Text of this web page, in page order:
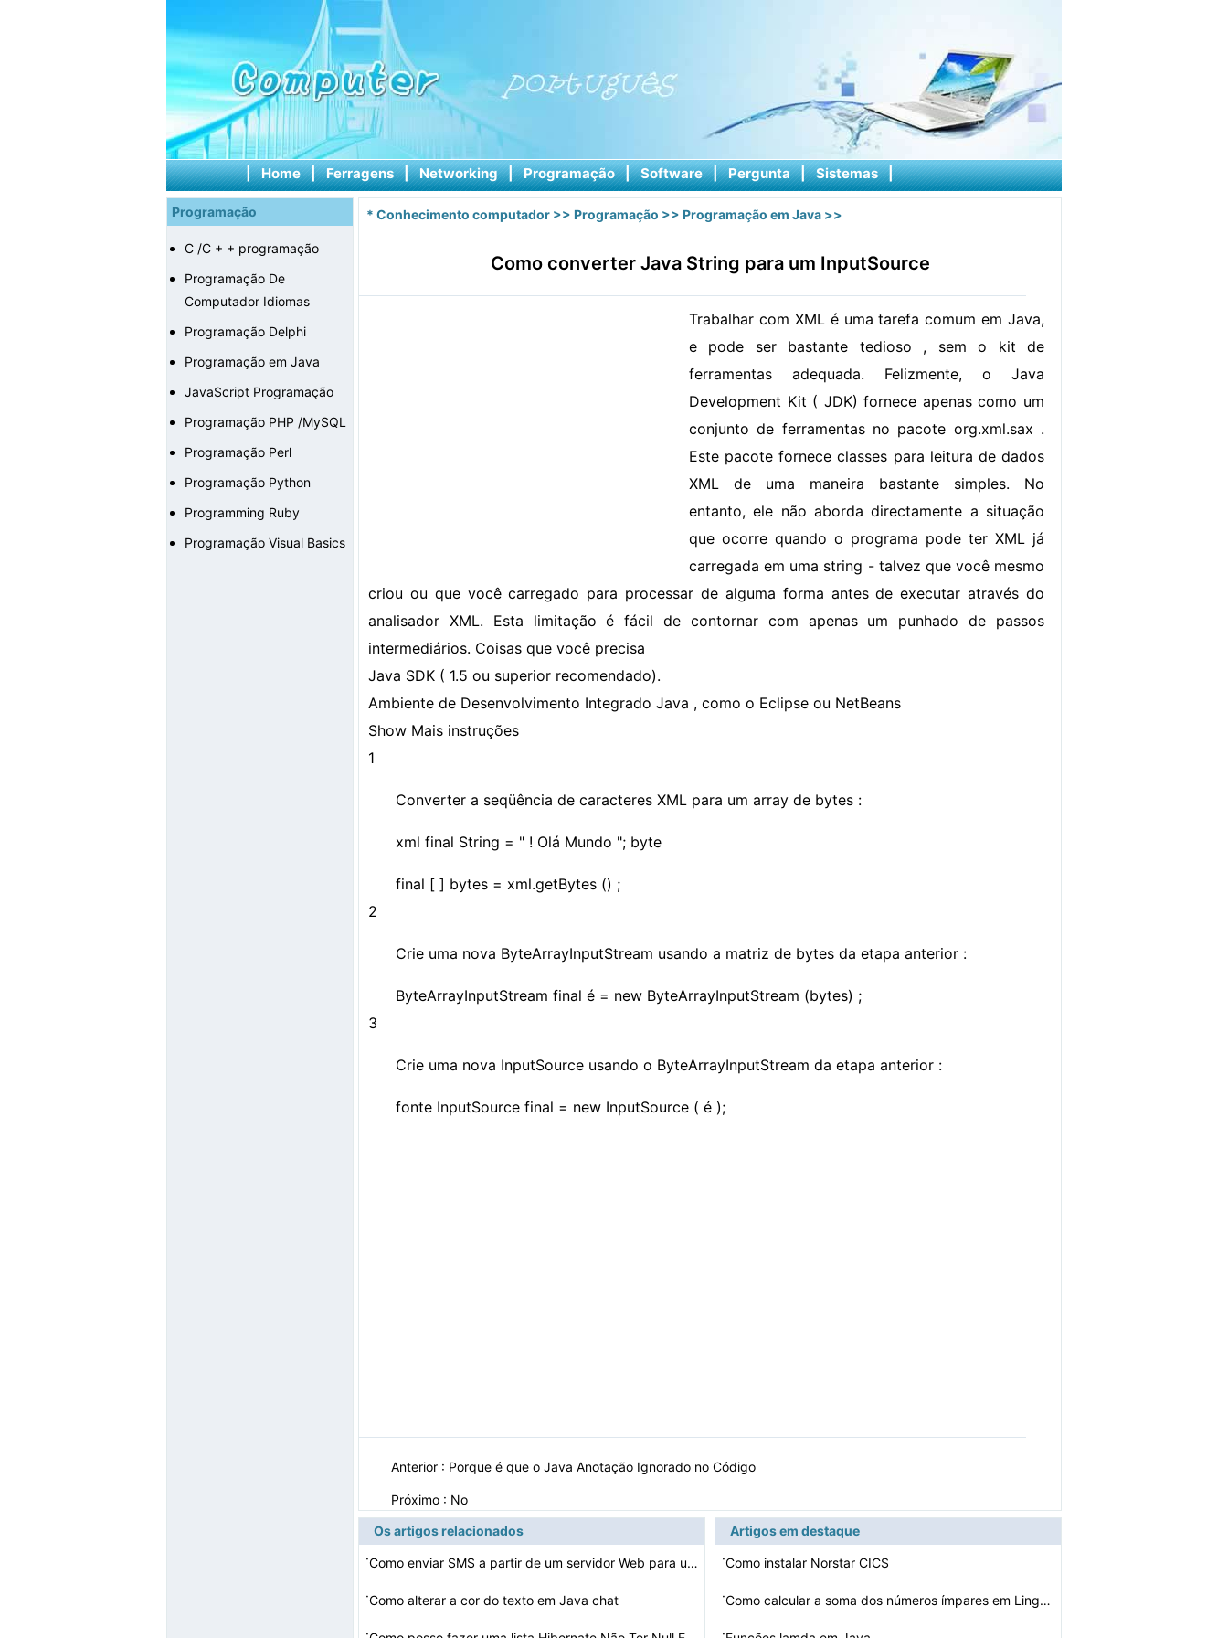
| Home | Ferragens | Networking | Programação | Software | Pergunta | Sistemas |
Programação
C /C + + programação
Programação De
Computador Idiomas
Programação Delphi
Programação em Java
JavaScript Programação
Programação PHP /MySQL
Programação Perl
Programação Python
Programming Ruby
Programação Visual Basics
* Conhecimento computador >> Programação >> Programação em Java >>
Como converter Java String para um InputSource
Trabalhar com XML é uma tarefa comum em Java,
e pode ser bastante tedioso , sem o kit de
ferramentas adequada. Felizmente, o Java
Development Kit ( JDK) fornece apenas como um
conjunto de ferramentas no pacote org.xml.sax .
Este pacote fornece classes para leitura de dados
XML de uma maneira bastante simples. No
entanto, ele não aborda directamente a situação
que ocorre quando o programa pode ter XML já
carregada em uma string - talvez que você mesmo
criou ou que você carregado para processar de alguma forma antes de executar através do
analisador XML. Esta limitação é fácil de contornar com apenas um punhado de passos
intermediários. Coisas que você precisa
Java SDK ( 1.5 ou superior recomendado).
Ambiente de Desenvolvimento Integrado Java , como o Eclipse ou NetBeans
Show Mais instruções
1
Converter a seqüência de caracteres XML para um array de bytes :
xml final String = " ! Olá Mundo "; byte
final [ ] bytes = xml.getBytes () ;
2
Crie uma nova ByteArrayInputStream usando a matriz de bytes da etapa anterior :
ByteArrayInputStream final é = new ByteArrayInputStream (bytes) ;
3
Crie uma nova InputSource usando o ByteArrayInputStream da etapa anterior :
fonte InputSource final = new InputSource ( é );
Anterior : Porque é que o Java Anotação Ignorado no Código
Próximo : No
Os artigos relacionados
·
Como enviar SMS a partir de um servidor Web para um tel…
·Como alterar a cor do texto em Java chat
·
Artigos em destaque
·Como instalar Norstar CICS
· Como calcular a soma dos números ímpares em Linguagem…
·